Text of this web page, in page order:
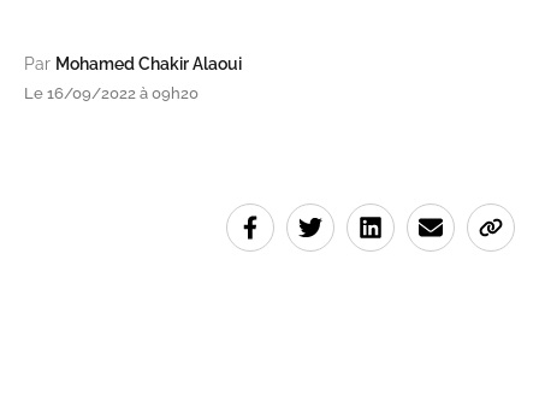
Par Mohamed Chakir Alaoui
Le 16/09/2022 à 09h20